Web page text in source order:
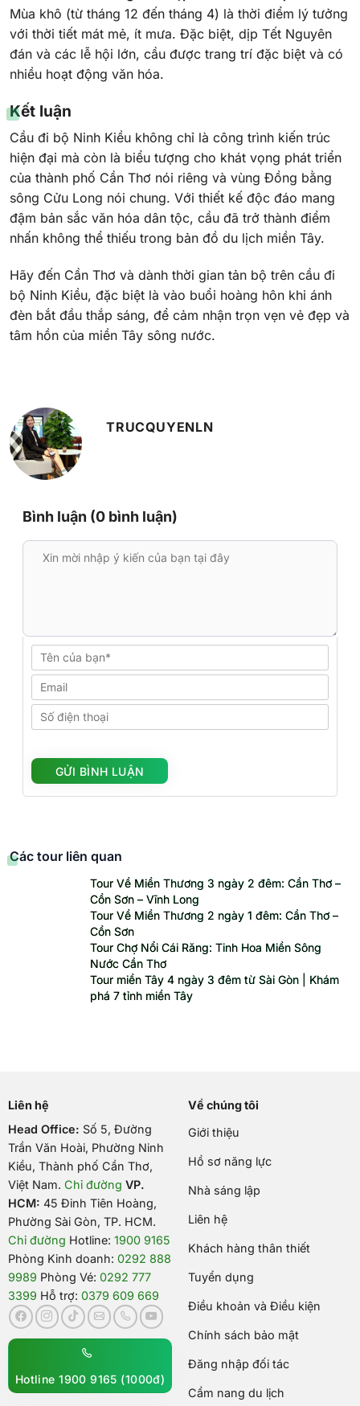
Mùa khô (từ tháng 12 đến tháng 4) là thời điểm lý tưởng
với thời tiết mát mẻ, ít mưa. Đặc biệt, dịp Tết Nguyên
đán và các lễ hội lớn, cầu được trang trí đặc biệt và có
nhiều hoạt động văn hóa.
Kết luận
Cầu đi bộ Ninh Kiều không chỉ là công trình kiến trúc
hiện đại mà còn là biểu tượng cho khát vọng phát triển
của thành phố Cần Thơ nói riêng và vùng Đồng bằng
sông Cửu Long nói chung. Với thiết kế độc đáo mang
đậm bản sắc văn hóa dân tộc, cầu đã trở thành điểm
nhấn không thể thiếu trong bản đồ du lịch miền Tây.
Hãy đến Cần Thơ và dành thời gian tản bộ trên cầu đi
bộ Ninh Kiều, đặc biệt là vào buổi hoàng hôn khi ánh
đèn bắt đầu thắp sáng, để cảm nhận trọn vẹn vẻ đẹp và
tâm hồn của miền Tây sông nước.
TRUCQUYENLN
Bình luận (0 bình luận)
Các tour liên quan
Tour Về Miền Thương 3 ngày 2 đêm: Cần Thơ –
Cồn Sơn – Vĩnh Long
Tour Về Miền Thương 2 ngày 1 đêm: Cần Thơ –
Cồn Sơn
Tour Chợ Nổi Cái Răng: Tinh Hoa Miền Sông
Nước Cần Thơ
Tour miền Tây 4 ngày 3 đêm từ Sài Gòn | Khám
phá 7 tỉnh miền Tây
Liên hệ
Head Office: Số 5, Đường
Trần Văn Hoài, Phường Ninh
Kiều, Thành phố Cần Thơ,
Việt Nam. Chỉ đường VP.
HCM: 45 Đinh Tiên Hoàng,
Phường Sài Gòn, TP. HCM.
Chỉ đường Hotline: 1900 9165
Phòng Kinh doanh: 0292 888
9989 Phòng Vé: 0292 777
3399 Hỗ trợ: 0379 609 669
Hotline 1900 9165 (1000đ)
Về chúng tôi
Giới thiệu
Hồ sơ năng lực
Nhà sáng lập
Liên hệ
Khách hàng thân thiết
Tuyển dụng
Điều khoản và Điều kiện
Chính sách bảo mật
Đăng nhập đối tác
Cẩm nang du lịch